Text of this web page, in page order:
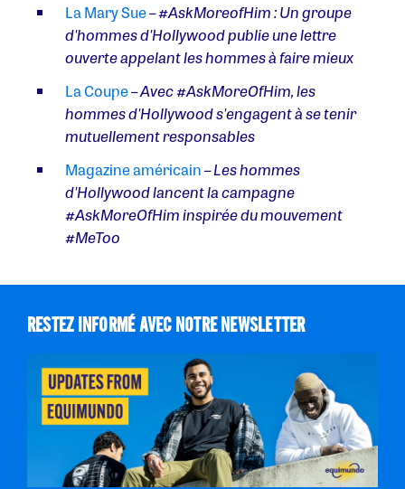
La Mary Sue–#AskMoreofHim : Un groupe
d'hommes d'Hollywood publie une lettre
ouverte appelant les hommes à faire mieux
La Coupe–Avec #AskMoreOfHim, les
hommes d'Hollywood s'engagent à se tenir
mutuellement responsables
Magazine américain–Les hommes
d'Hollywood lancent la campagne
#AskMoreOfHim inspirée du mouvement
#MeToo
RESTEZ INFORMÉ AVEC NOTRE NEWSLETTER